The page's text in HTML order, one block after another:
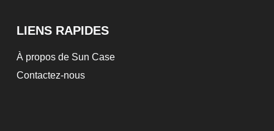
LIENS RAPIDES
À propos de Sun Case
Contactez-nous